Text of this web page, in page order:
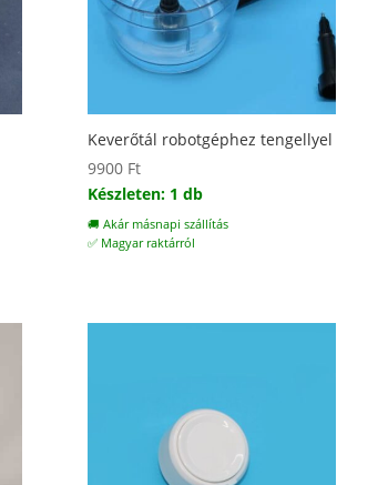
Keverőtál robotgéphez tengellyel
9900 Ft
Készleten: 1 db
🚚 Akár másnapi szállítás
✅ Magyar raktárról